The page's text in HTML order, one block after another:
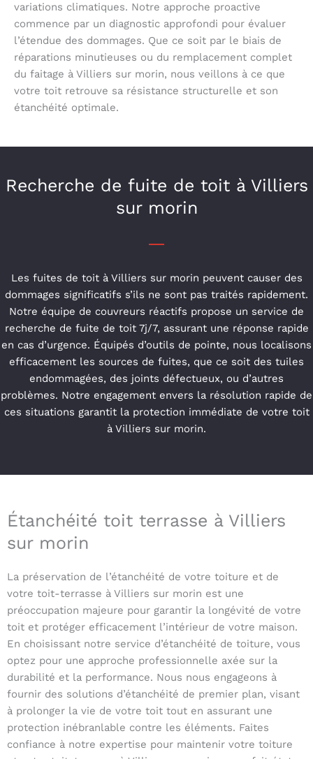
variations climatiques. Notre approche proactive
commence par un diagnostic approfondi pour évaluer
l’étendue des dommages. Que ce soit par le biais de
réparations minutieuses ou du remplacement complet
du faitage à Villiers sur morin, nous veillons à ce que
votre toit retrouve sa résistance structurelle et son
étanchéité optimale.
Recherche de fuite de toit à Villiers
sur morin
Les fuites de toit à Villiers sur morin peuvent causer des
dommages significatifs s’ils ne sont pas traités rapidement.
Notre équipe de couvreurs réactifs propose un service de
recherche de fuite de toit 7j/7, assurant une réponse rapide
en cas d’urgence. Équipés d’outils de pointe, nous localisons
efficacement les sources de fuites, que ce soit des tuiles
endommagées, des joints défectueux, ou d’autres
problèmes. Notre engagement envers la résolution rapide de
ces situations garantit la protection immédiate de votre toit
à Villiers sur morin.
Étanchéité toit terrasse à Villiers
sur morin
La préservation de l’étanchéité de votre toiture et de
votre toit-terrasse à Villiers sur morin est une
préoccupation majeure pour garantir la longévité de votre
toit et protéger efficacement l’intérieur de votre maison.
En choisissant notre service d’étanchéité de toiture, vous
optez pour une approche professionnelle axée sur la
durabilité et la performance. Nous nous engageons à
fournir des solutions d’étanchéité de premier plan, visant
à prolonger la vie de votre toit tout en assurant une
protection inébranlable contre les éléments. Faites
confiance à notre expertise pour maintenir votre toiture